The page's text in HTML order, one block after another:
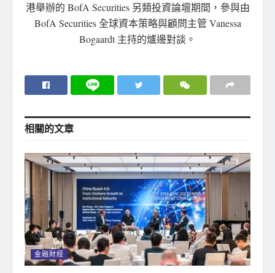
港舉辦的 BofA Securities 另類投資論壇期間，參與由
BofA Securities 全球資本策略與顧問主管 Vanessa
Bogaardt 主持的爐邊對談。
相關的文章
金融財經